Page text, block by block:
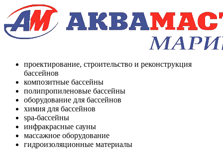
проектирование, строительство и реконструкция
бассейнов
композитные бассейны
полипропиленовые бассейны
оборудование для бассейнов
химия для бассейнов
spa-бассейны
инфракрасные сауны
массажное оборудование
гидроизоляционные материалы